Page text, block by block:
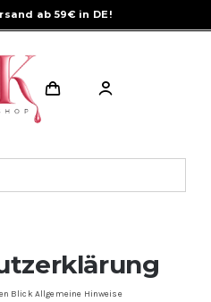
ab 59€ in DE!
Blick Allgemeine Hinweise